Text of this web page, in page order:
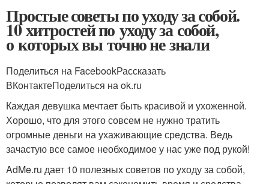
Простые советы по уходу за собой.
10 хитростей по уходу за собой,
о которых вы точно не знали
Поделиться на FacebookРассказать
ВКонтактеПоделиться на ok.ru
Каждая девушка мечтает быть красивой и ухоженной.
Хорошо, что для этого совсем не нужно тратить
огромные деньги на ухаживающие средства. Ведь
зачастую все самое необходимое у нас уже под рукой!
AdMe.ru дает 10 полезных советов по уходу за собой,